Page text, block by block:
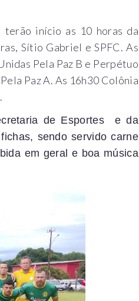
terão início as 10 horas da
Sítio Gabriel e SPFC. As
Pela Paz B e Perpétuo
Paz A. As 16h30 Colônia
de Esportes e da
sendo servido carne
em geral e boa música